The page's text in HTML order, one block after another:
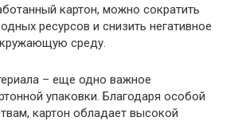
картон, можно сократить
ресурсов и снизить негативное
среду.
– еще одно важное
упаковки. Благодаря особой
картон обладает высокой